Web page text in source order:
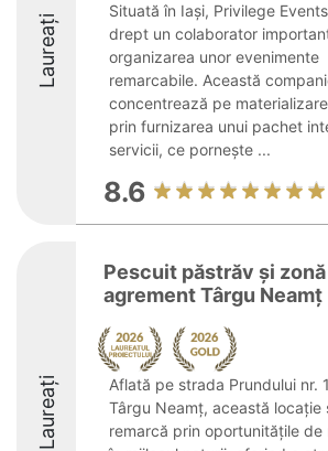
Laureați
Situată în Iași, Privilege
drept un colaborator
organizarea unor evenimente
remarcabile. Această
concentrează pe
prin furnizarea unui pachet
servicii, ce pornește ...
8.6
Laureați
Pescuit păstrăv și zonă
agrement Târgu Neamț
Aflată pe strada Prundului nr.
Târgu Neamț, această locație
remarcă prin oportunitățile de